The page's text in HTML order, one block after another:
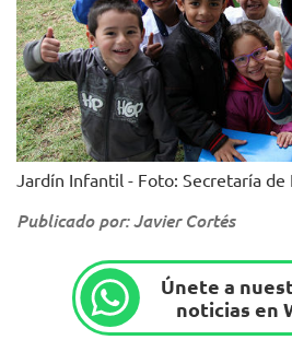
Jardín Infantil - Foto: Secretaría de
Publicado por: Javier Cortés
Únete a
noticias en